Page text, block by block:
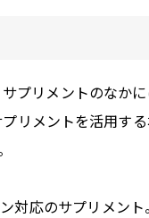
プリメントのなか
リメントを活用する
対応のサプリメント